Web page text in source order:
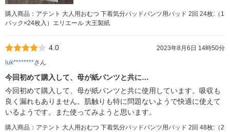
購入商品：アテント 大人用おむつ 下着気分パッドパンツ用パッド 2回 24枚:（1
パック×24枚入）エリエール 大王製紙
4.0
2023年8月6日 14時50分
luk********さん
今回初めて購入して、母が紙パンツと共に…
今回初めて購入して、母が紙パンツと共に使用しています。吸収も
良く漏れもありません。肌触りも特に問題ないようで快適に使えて
いるようです。また使ってみようと思います。
購入商品：アテント 大人用おむつ 下着気分パッドパンツ用パッド 2回 48枚:（2